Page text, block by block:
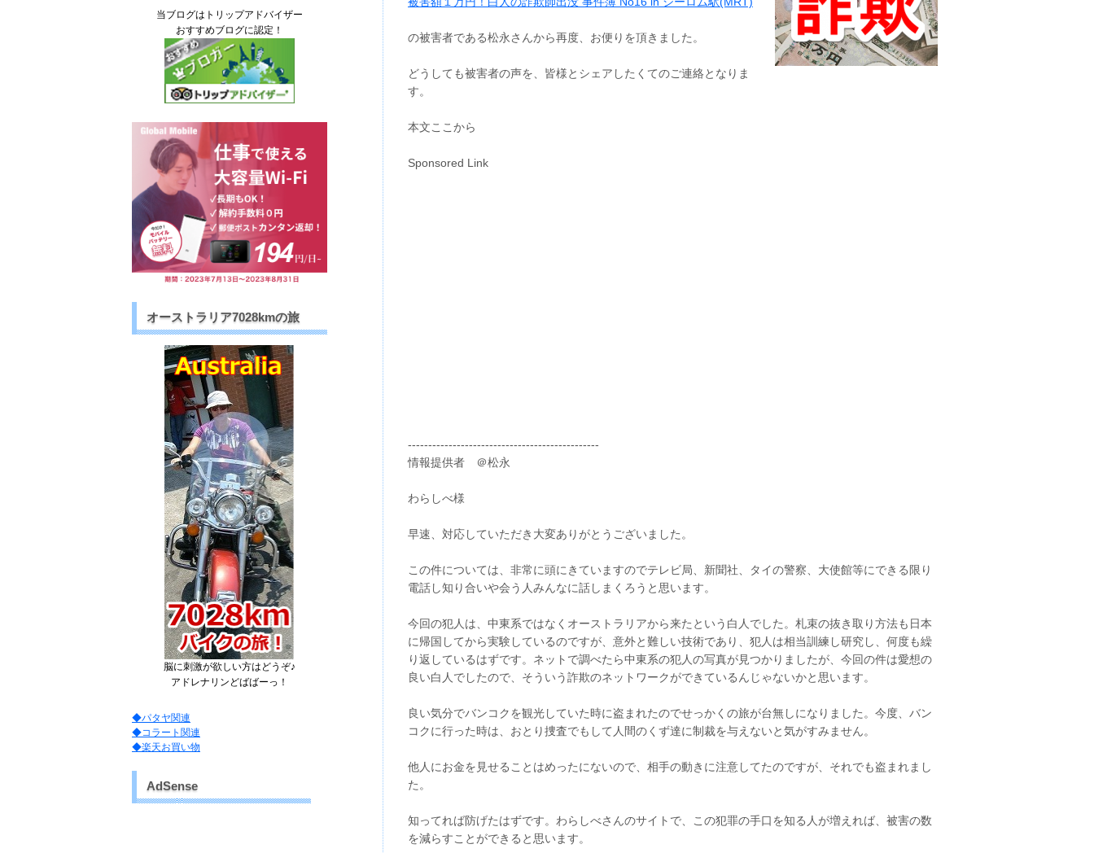
の被害者である松永さんから再度、お便りを頂きました。
どうしても被害者の声を、皆様とシェアしたくてのご連絡となりま
す。
本文ここから
Sponsored Link
-----------------------------------------------
情報提供者 ＠松永
わらしべ様
早速、対応していただき大変ありがとうございました。
この件については、非常に頭にきていますのでテレビ局、新聞社、タイの警察、大使館等にできる限り
電話し知り合いや会う人みんなに話しまくろうと思います。
今回の犯人は、中東系ではなくオーストラリアから来たという白人でした。札束の抜き取り方法も日本
に帰国してから実験しているのですが、意外と難しい技術であり、犯人は相当訓練し研究し、何度も繰
り返しているはずです。ネットで調べたら中東系の犯人の写真が見つかりましたが、今回の件は愛想の
良い白人でしたので、そういう詐欺のネットワークができているんじゃないかと思います。
良い気分でバンコクを観光していた時に盗まれたのでせっかくの旅が台無しになりました。今度、バン
コクに行った時は、おとり捜査でもして人間のくず達に制裁を与えないと気がすみません。
他人にお金を見せることはめったにないので、相手の動きに注意してたのですが、それでも盗まれまし
た。
知ってれば防げたはずです。わらしべさんのサイトで、この犯罪の手口を知る人が増えれば、被害の数
を減らすことができると思います。
当ブログはトリップアドバイザー
おすすめブログに認定！
オーストラリア7028kmの旅
脳に刺激が欲しい方はどうぞ♪
アドレナリンどばばーっ！
◆パタヤ関連
◆コラート関連
◆楽天お買い物
AdSense